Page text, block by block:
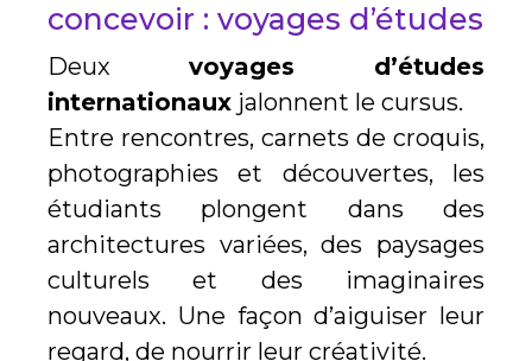
concevoir : voyages d’études
Deux voyages d’études
internationaux jalonnent le cursus.
Entre rencontres, carnets de croquis,
photographies et découvertes, les
étudiants plongent dans des
architectures variées, des paysages
culturels et des imaginaires
nouveaux. Une façon d’aiguiser leur
regard, de nourrir leur créativité.